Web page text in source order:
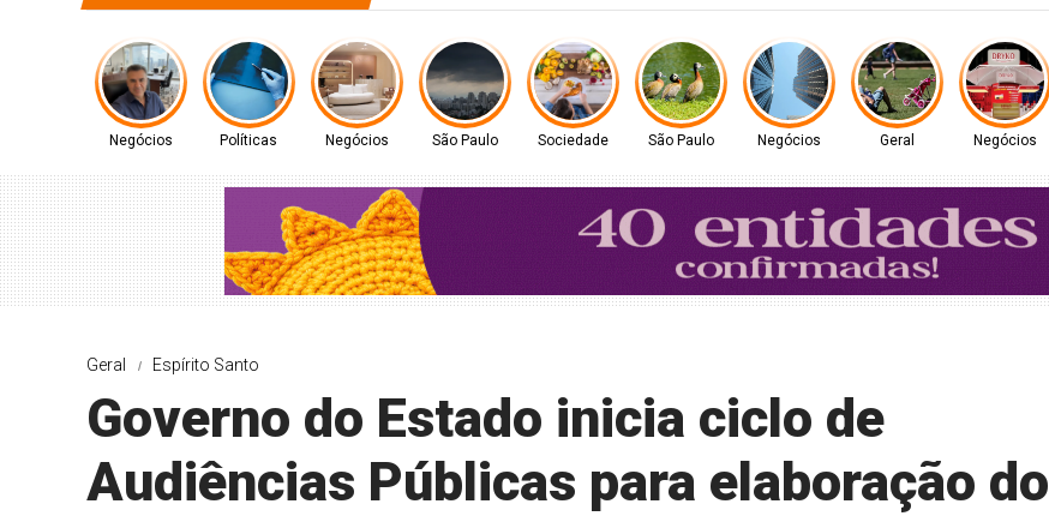
Negócios Políticas Negócios São Paulo Sociedade São Paulo Negócios Geral Negócios
Geral Espírito Santo
Governo do Estado inicia ciclo de
Audiências Públicas para elaboração do